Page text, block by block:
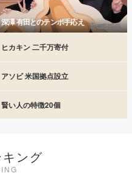
深澤 有田とのテンポ手応え
ヒカキン 二千万寄付
アソビ 米国拠点設立
賢い人の特徴20個
ング